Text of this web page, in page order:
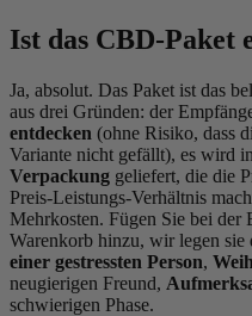
Ist das CBD-Paket
Ja, absolut. Das Paket ist das
aus drei Gründen: der
entdecken (ohne Risiko, dass
Variante nicht gefällt), es wird
Verpackung geliefert, die die
Preis-Leistungs-Verhältnis
Mehrkosten. Fügen Sie bei der
Warenkorb hinzu, wir legen sie
einer gestressten Person,
neugierigen Freund,
schwierigen Phase.